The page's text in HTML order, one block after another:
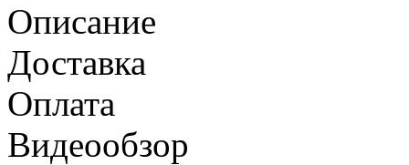
Описание
Доставка
Оплата
Видеообзор